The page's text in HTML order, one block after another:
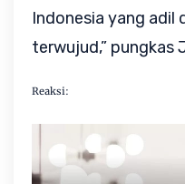
Indonesia yang adil
terwujud,” pungkas
Reaksi: